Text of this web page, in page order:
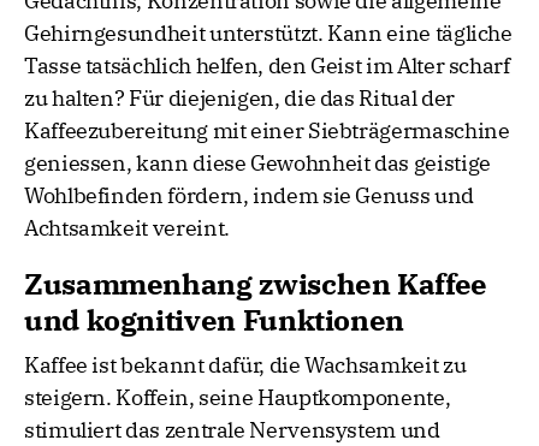
Gehirngesundheit unterstützt. Kann eine tägliche
Tasse tatsächlich helfen, den Geist im Alter scharf
zu halten? Für diejenigen, die das Ritual der
Kaffeezubereitung mit einer Siebträgermaschine
geniessen, kann diese Gewohnheit das geistige
Wohlbefinden fördern, indem sie Genuss und
Achtsamkeit vereint.
Zusammenhang zwischen Kaffee
und kognitiven Funktionen
Kaffee ist bekannt dafür, die Wachsamkeit zu
steigern. Koffein, seine Hauptkomponente,
stimuliert das zentrale Nervensystem und